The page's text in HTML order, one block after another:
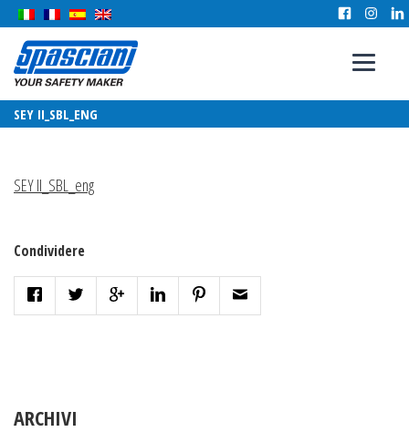
SEY II_SBL_ENG
SEY II_SBL_eng
Condividere
ARCHIVI